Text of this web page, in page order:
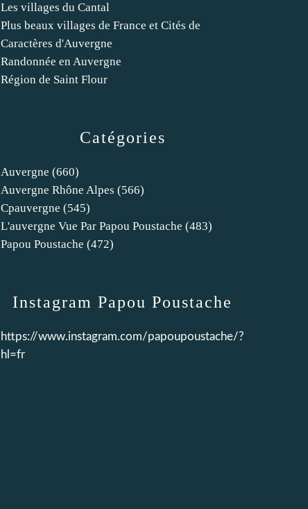
Catégories
Auvergne (660)
Auvergne Rhône Alpes (566)
Cpauvergne (545)
L'auvergne Vue Par Papou Poustache (483)
Papou Poustache (472)
Les villages du Cantal
Plus beaux villages de France et Cités de
Caractères d'Auvergne
Randonnée en Auvergne
Région de Saint Flour
Instagram Papou Poustache
https://www.instagram.com/papoupoustache/?
hl=fr